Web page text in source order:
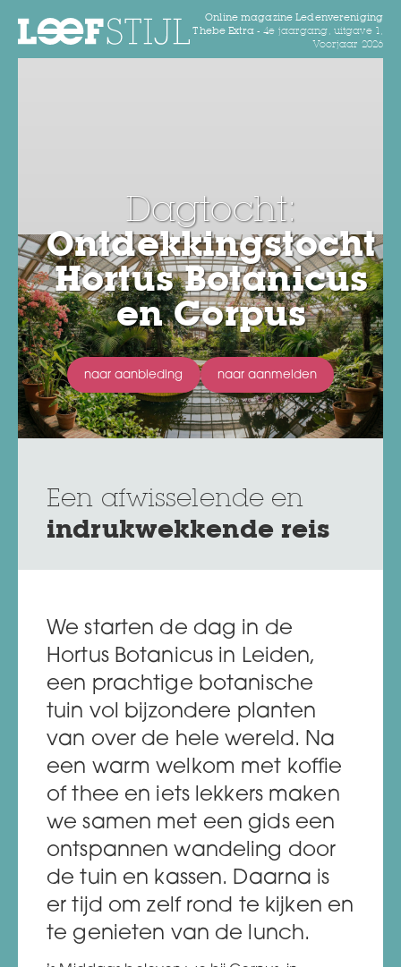
Online magazine Ledenvereniging
Thebe Extra -4e jaargang, uitgave 1,
Voorjaar 2026
Dagtocht:
Ontdekkingstocht
Hortus Botanicus
en Corpus
naar aanbieding naar aanmelden
Een afwisselende en
indrukwekkende reis
We starten de dag in de
Hortus Botanicus in Leiden,
een prachtige botanische
tuin vol bijzondere planten
van over de hele wereld. Na
een warm welkom met koffie
of thee en iets lekkers maken
we samen met een gids een
ontspannen wandeling door
de tuin en kassen. Daarna is
er tijd om zelf rond te kijken en
te genieten van de lunch.